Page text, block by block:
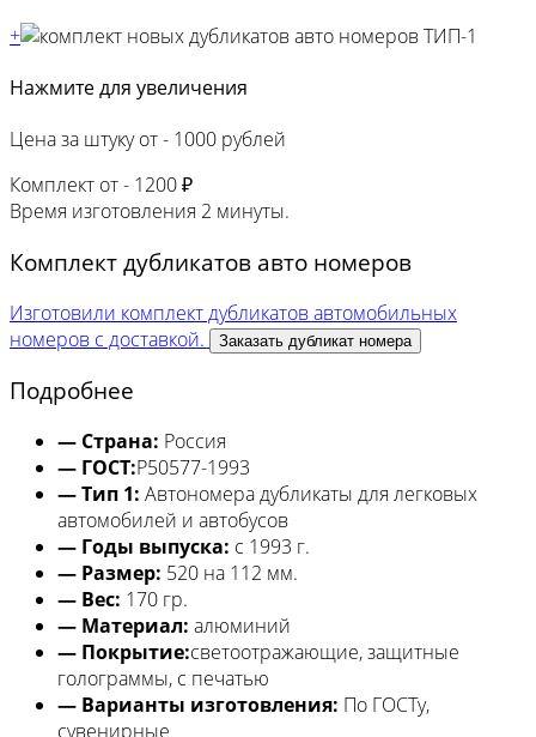
+
Нажмите для увеличения
Цена за штуку от - 1000 рублей
Комплект от - 1200 ₽
Время изготовления 2 минуты.
Комплект дубликатов авто номеров
Изготовили комплект дубликатов автомобильных
номеров с доставкой.
Заказать дубликат номера
Подробнее
— Страна: Россия
— ГОСТ:Р50577-1993
— Тип 1: Автономера дубликаты для легковых
автомобилей и автобусов
— Годы выпуска: с 1993 г.
— Размер: 520 на 112 мм.
— Вес: 170 гр.
— Материал: алюминий
— Покрытие:светоотражающие, защитные
голограммы, с печатью
— Варианты изготовления: По ГОСТу,
сувенирные